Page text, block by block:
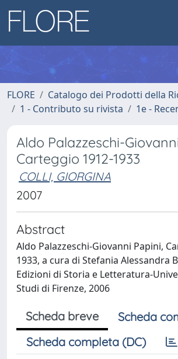
FLORE
Catalogo dei Prodotti della
1 - Contributo su rivista
1e -
Aldo Palazzeschi-
Carteggio 1912-1933
COLLI, GIORGINA
2007
Abstract
Aldo Palazzeschi-Giovanni Papini,
1933, a cura di Stefania Alessandra
Edizioni di Storia e Letteratura-
Studi di Firenze, 2006
Scheda breve
Scheda
Scheda completa (DC)